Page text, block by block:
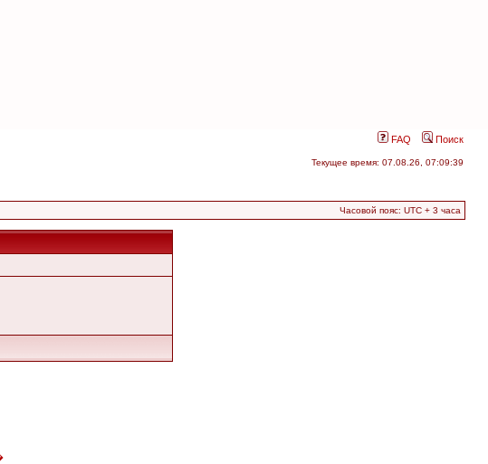
FAQ Поиск
Текущее время: 07.08.26, 07:09:39
Часовой пояс: UTC + 3 часа